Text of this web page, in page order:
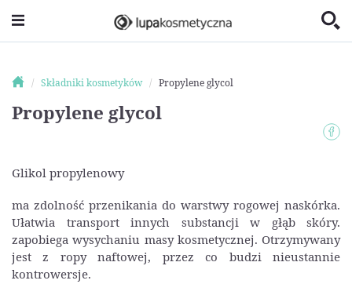
Składniki kosmetyków Propylene glycol
Propylene glycol
Glikol propylenowy
ma zdolność przenikania do warstwy rogowej naskórka.
Ułatwia transport innych substancji w głąb skóry.
zapobiega wysychaniu masy kosmetycznej. Otrzymywany
jest z ropy naftowej, przez co budzi nieustannie
kontrowersje.